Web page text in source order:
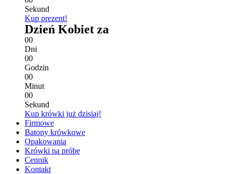
Sekund
Kup prezent!
Dzień Kobiet za
00
Dni
00
Godzin
00
Minut
00
Sekund
Kup krówki już dzisiaj!
Firmowe
Batony krówkowe
Opakowania
Krówki na próbę
Cennik
Kontakt